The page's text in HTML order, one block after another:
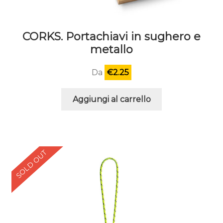
CORKS. Portachiavi in sughero e
metallo
Da €2.25
Aggiungi al carrello
SOLD OUT